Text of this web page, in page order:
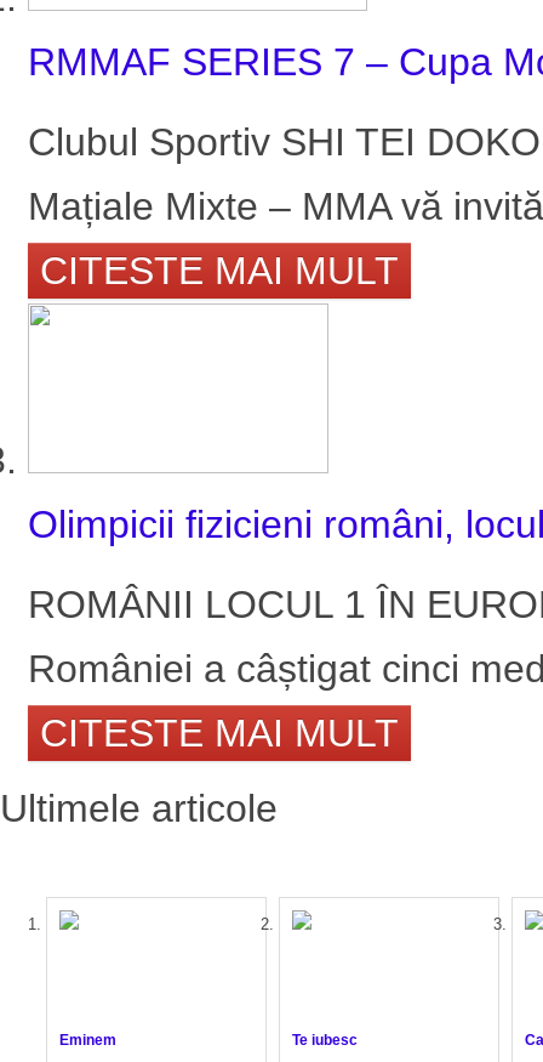
RMMAF SERIES 7 – Cupa
Clubul Sportiv SHI TEI
Mațiale Mixte – MMA vă
CITESTE MAI MULT
Olimpicii fizicieni români,
ROMÂNII LOCUL 1 ÎN
României a câștigat cinci
CITESTE MAI MULT
Ultimele articole
Eminem Te iubesc